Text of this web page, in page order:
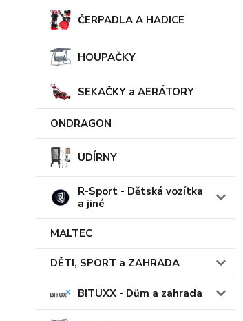
ČERPADLA A HADICE
HOUPAČKY
SEKAČKY a AERÁTORY
ONDRAGON
UDÍRNY
R-Sport - Dětská vozítka
a jiné
MALTEC
DĚTI, SPORT a ZAHRADA
BITUXX - Dům a zahrada